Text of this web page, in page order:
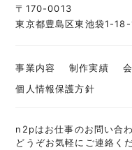
〒170-0013
東京都豊島区東池袋1-
事業内容 制作実績
個人情報保護方針
n2pはお仕事のお問い合
どうぞお気軽にご連絡く